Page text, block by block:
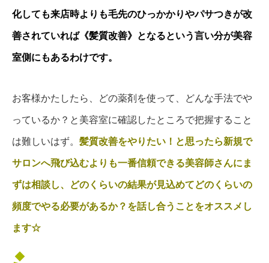
化しても来店時よりも毛先のひっかかりやパサつきが改
善されていれば《髪質改善》となるという言い分が美容
室側にもあるわけです。
お客様かたしたら、どの薬剤を使って、どんな手法でや
っているか？と美容室に確認したところで把握すること
は難しいはず。 髪質改善をやりたい！と思ったら新規で
サロンへ飛び込むよりも一番信頼できる美容師さんにま
ずは相談し、どのくらいの結果が見込めてどのくらいの
頻度でやる必要があるか？を話し合うことをオススメし
ます☆